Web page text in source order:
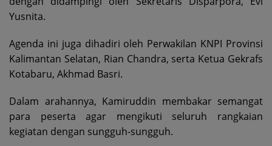
Yusnita.
Agenda ini juga dihadiri oleh Perwakilan KNPI Provinsi
Kalimantan Selatan, Rian Chandra, serta Ketua Gekrafs
Kotabaru, Akhmad Basri.
Dalam arahannya, Kamiruddin membakar semangat
para peserta agar mengikuti seluruh rangkaian
kegiatan dengan sungguh-sungguh.